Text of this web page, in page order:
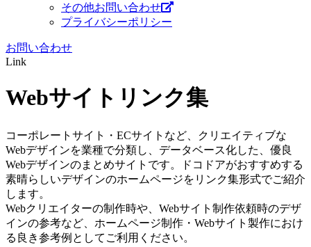
その他お問い合わせ
プライバシーポリシー
お問い合わせ
Link
Webサイトリンク集
コーポレートサイト・ECサイトなど、クリエイティブな
Webデザインを業種で分類し、データベース化した、優良
Webデザインのまとめサイトです。ドコドアがおすすめする
素晴らしいデザインのホームページをリンク集形式でご紹介
します。
Webクリエイターの制作時や、Webサイト制作依頼時のデザ
インの参考など、ホームページ制作・Webサイト製作におけ
る良き参考例としてご利用ください。